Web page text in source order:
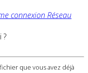
connexion Réseau
?
que vous avez déjà